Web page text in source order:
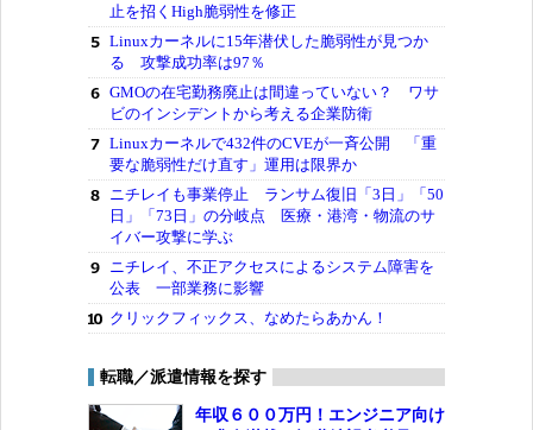
止を招くHigh脆弱性を修正
Linuxカーネルに15年潜伏した脆弱性が見つか
る 攻撃成功率は97％
GMOの在宅勤務廃止は間違っていない？ ワサ
ビのインシデントから考える企業防衛
Linuxカーネルで432件のCVEが一斉公開 「重
要な脆弱性だけ直す」運用は限界か
ニチレイも事業停止 ランサム復旧「3日」「50
日」「73日」の分岐点 医療・港湾・物流のサ
イバー攻撃に学ぶ
ニチレイ、不正アクセスによるシステム障害を
公表 一部業務に影響
クリックフィックス、なめたらあかん！
転職／派遣情報を探す
年収６００万円！エンジニア向け